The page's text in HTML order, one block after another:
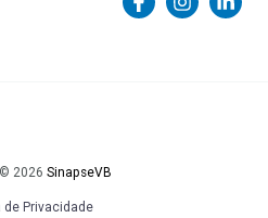
2026 SinapseVB
de Privacidade